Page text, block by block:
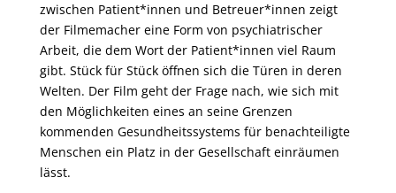
zwischen Patient*innen und Betreuer*innen zeigt
der Filmemacher eine Form von psychiatrischer
Arbeit, die dem Wort der Patient*innen viel Raum
gibt. Stück für Stück öffnen sich die Türen in deren
Welten. Der Film geht der Frage nach, wie sich mit
den Möglichkeiten eines an seine Grenzen
kommenden Gesundheitssystems für benachteiligte
Menschen ein Platz in der Gesellschaft einräumen
lässt.